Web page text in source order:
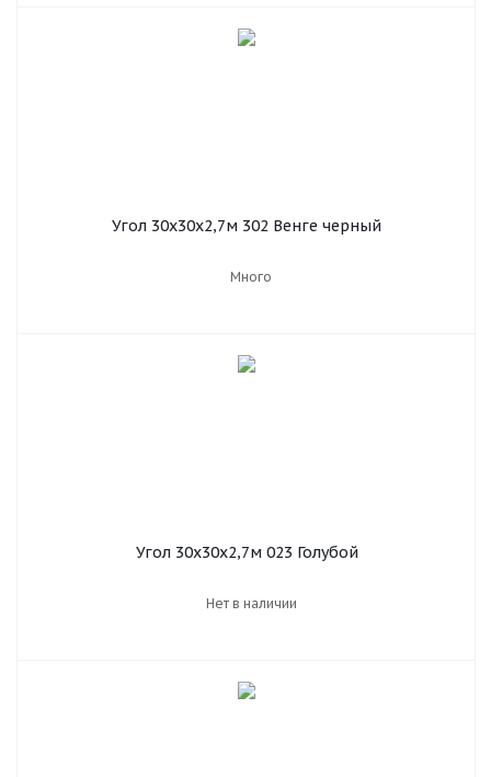
Угол 30х30х2,7м 302 Венге черный
Много
Угол 30х30х2,7м 023 Голубой
Нет в наличии